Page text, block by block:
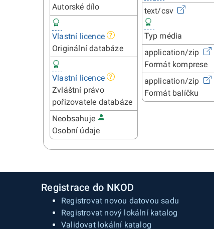
Autorské dílo
Vlastní licence
Originální databáze
Vlastní licence
Zvláštní právo
pořizovatele databáze
Neobsahuje
Osobní údaje
text/csv
Typ média
application/zip
Formát komprese
application/zip
Formát balíčku
Registrace do NKOD
Registrovat novou datovou sadu
Registrovat nový lokální katalog
Validovat lokální katalog